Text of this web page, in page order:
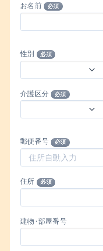
お名前 必須
性別 必須
介護区分 必須
郵便番号 必須
住所 必須
建物･部屋番号